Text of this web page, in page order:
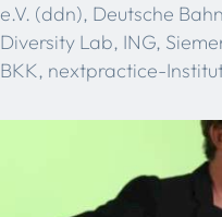
e.V. (ddn), Deutsche
Diversity Lab, ING,
BKK, nextpractice-